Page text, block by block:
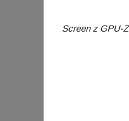
Screen z GPU-Z